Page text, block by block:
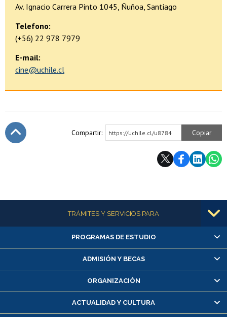
Av. Ignacio Carrera Pinto 1045, Ñuñoa, Santiago
Telefono:
(+56) 22 978 7979
E-mail:
cine@uchile.cl
Compartir: https://uchile.cl/u8784 Copiar
Más informaciónTRÁMITES Y SERVICIOS PARA
Alumnas/os y exalumnas/os
Matrícula en línea
Inscripción y cambio de asignaturas
Consulta y certificado de notas
Servicio médico y dental
PROGRAMAS DE ESTUDIO
ADMISIÓN Y BECAS
ORGANIZACIÓN
ACTUALIDAD Y CULTURA